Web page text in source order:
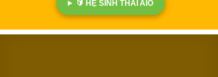
🔰 HỆ SINH THÁI AIO